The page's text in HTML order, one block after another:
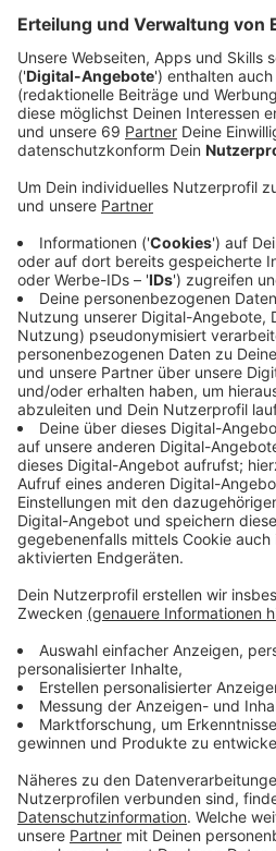
Am Donnerstag (01.07.) ist der
den Hüffer-Campus erfolgt.
ein deutschlandweit
Fachhochschule bauen dort
Gebäude, in dem Lehre und
christliche und islamische
Gesundheit vereint werden.
hätte NRW-Ministerpräsident
sollen, doch der hat kurzfristig
entschuldigen, weil es ihm
den Termin wahrzunehmen.
Anzeige
©ANTENNE MÜNSTER
WWU-Rektor Prof. Dr.
Grußwort.
Begleitet wurde der
insgesamt 260
Demonstrationszug ist vom
Hüfferstraße gezogen und
NRW. Außerdem
Fachbereichs Sozialwesen der
man sich mehr um die Belange